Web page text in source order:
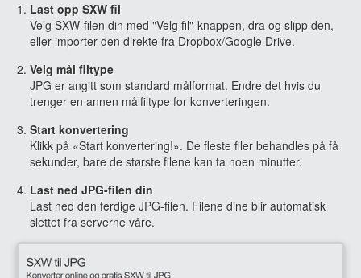
Last opp SXW fil
Velg SXW-filen din med "Velg fil"-knappen, dra og slipp den,
eller importer den direkte fra Dropbox/Google Drive.
Velg mål filtype
JPG er angitt som standard målformat. Endre det hvis du
trenger en annen målfiltype for konverteringen.
Start konvertering
Klikk på «Start konvertering!». De fleste filer behandles på få
sekunder, bare de største filene kan ta noen minutter.
Last ned JPG-filen din
Last ned den ferdige JPG-filen. Filene dine blir automatisk
slettet fra serverne våre.